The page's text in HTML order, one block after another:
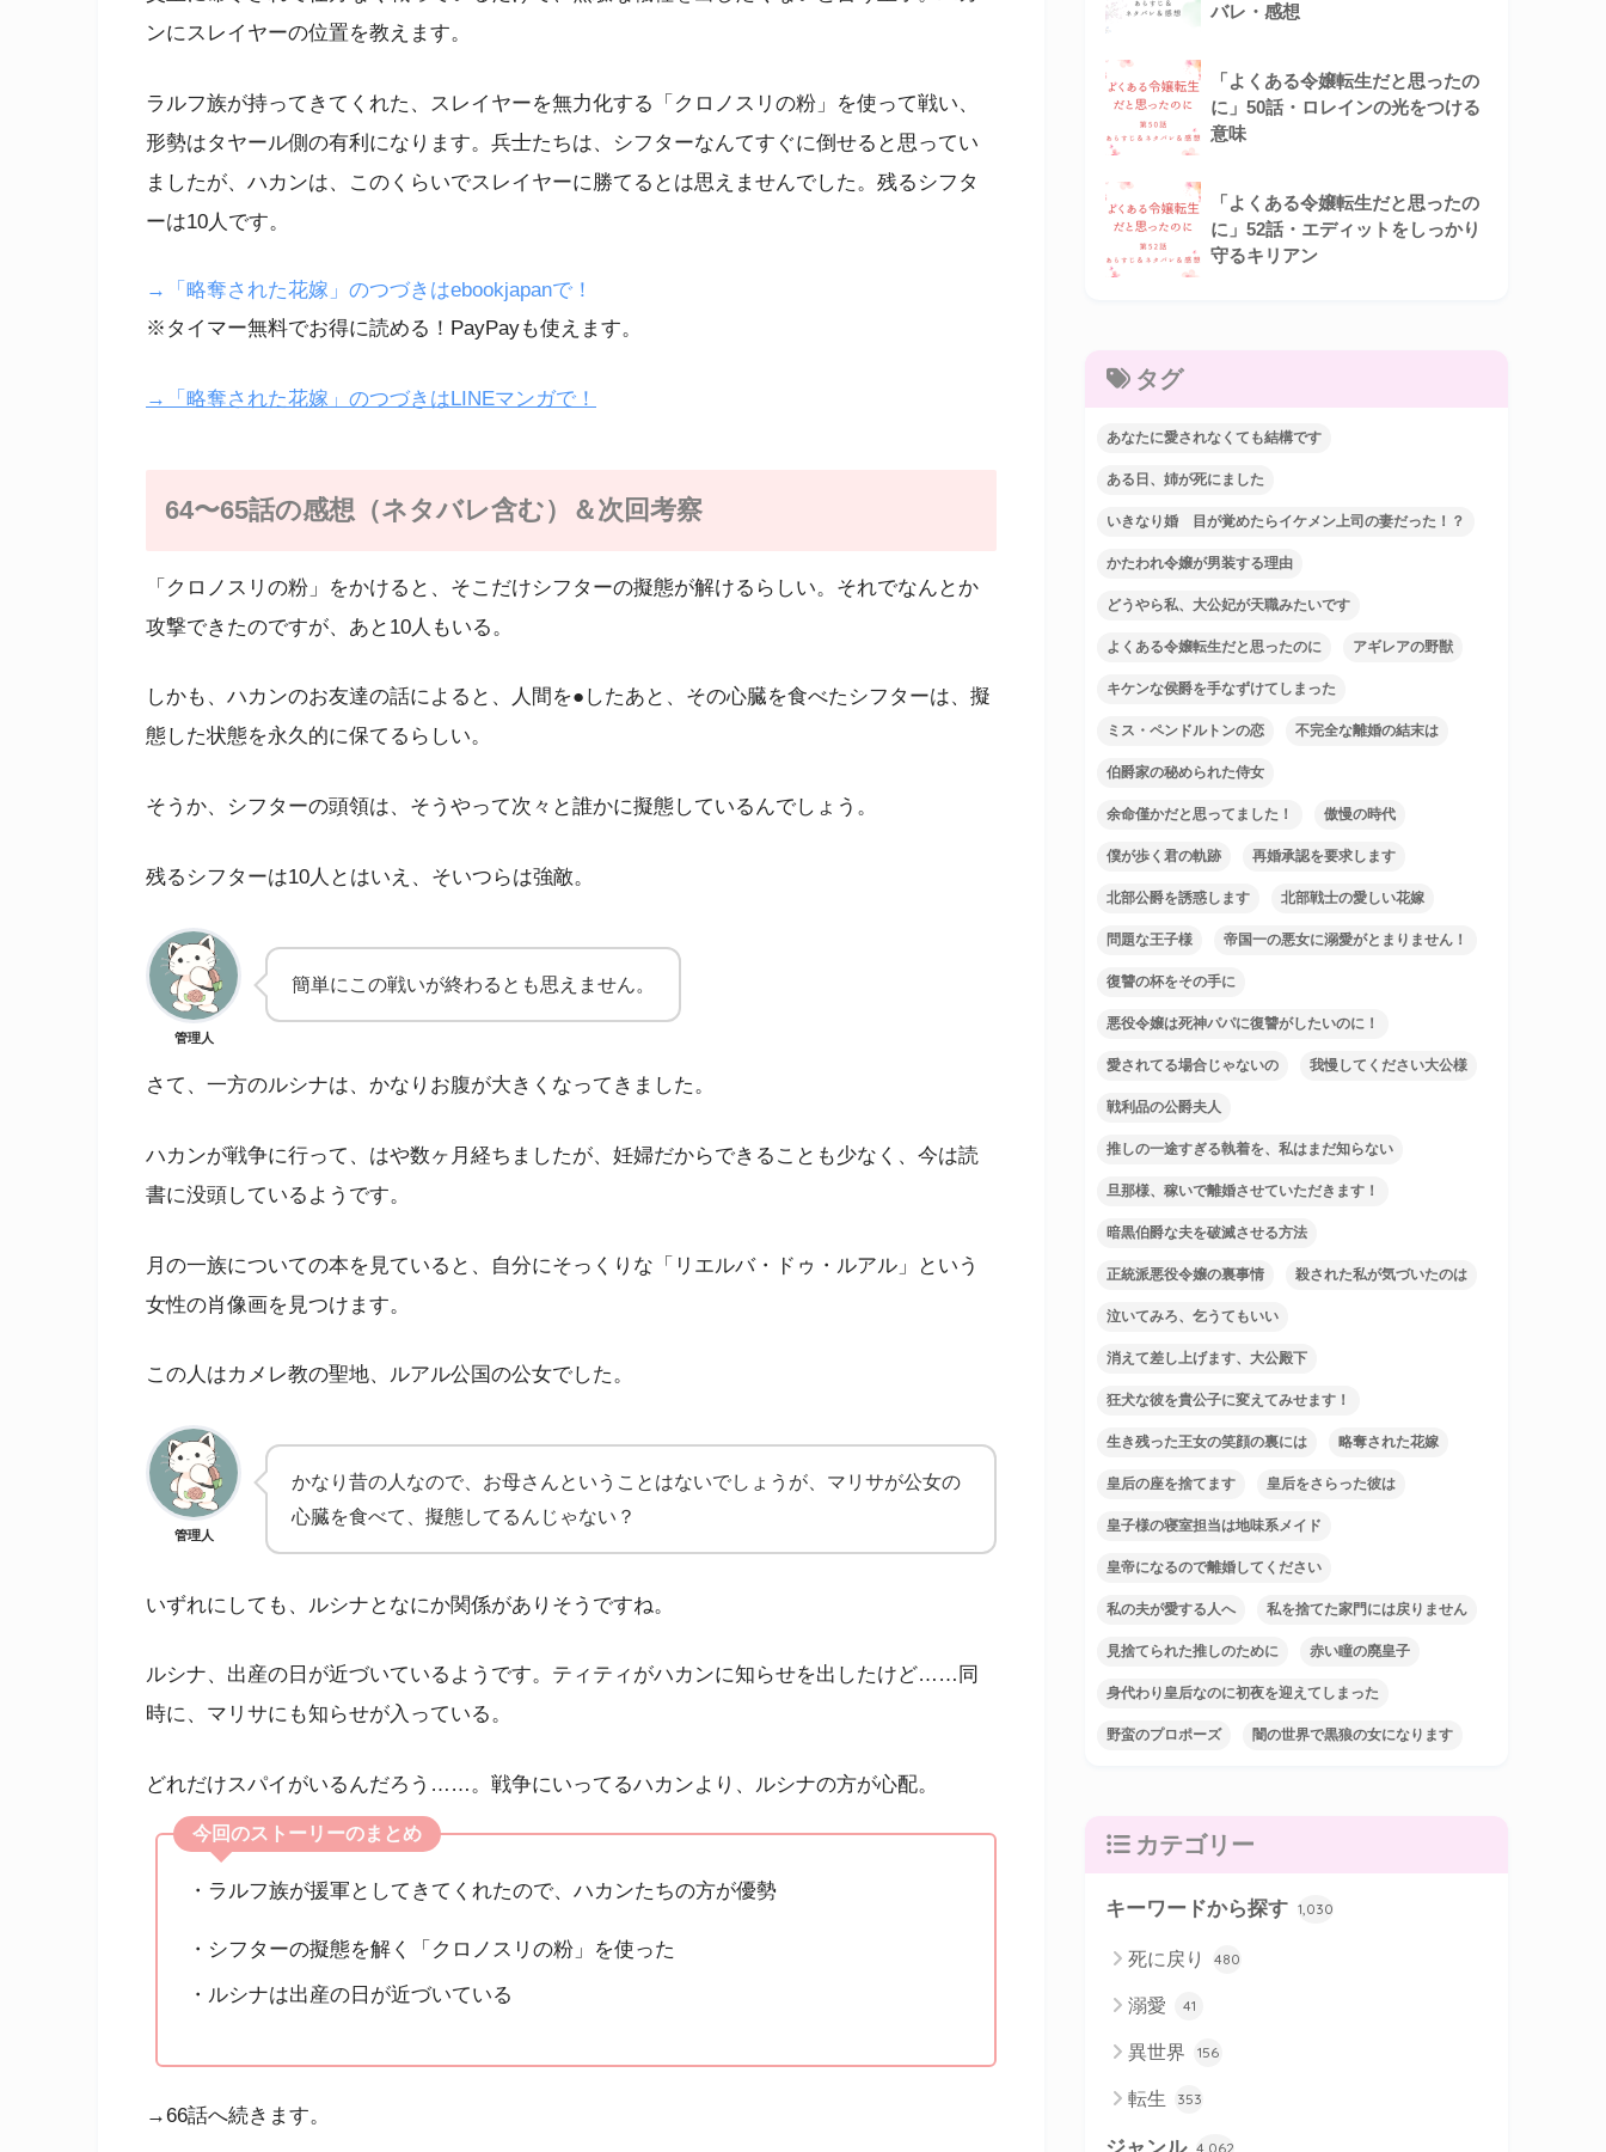
ンにスレイヤーの位置を教えます。
ラルフ族が持ってきてくれた、スレイヤーを無力化する「クロノスリの粉」を使って戦い、
形勢はタヤール側の有利になります。兵士たちは、シフターなんてすぐに倒せると思ってい
ましたが、ハカンは、このくらいでスレイヤーに勝てるとは思えませんでした。残るシフタ
ーは10人です。
→「略奪された花嫁」のつづきはebookjapanで！
※タイマー無料でお得に読める！PayPayも使えます。
→「略奪された花嫁」のつづきはLINEマンガで！
64〜65話の感想（ネタバレ含む）＆次回考察
「クロノスリの粉」をかけると、そこだけシフターの擬態が解けるらしい。それでなんとか
攻撃できたのですが、あと10人もいる。
しかも、ハカンのお友達の話によると、人間を●したあと、その心臓を食べたシフターは、擬
態した状態を永久的に保てるらしい。
そうか、シフターの頭領は、そうやって次々と誰かに擬態しているんでしょう。
残るシフターは10人とはいえ、そいつらは強敵。
管理人
簡単にこの戦いが終わるとも思えません。
さて、一方のルシナは、かなりお腹が大きくなってきました。
ハカンが戦争に行って、はや数ヶ月経ちましたが、妊婦だからできることも少なく、今は読
書に没頭しているようです。
月の一族についての本を見ていると、自分にそっくりな「リエルバ・ドゥ・ルアル」という
女性の肖像画を見つけます。
この人はカメレ教の聖地、ルアル公国の公女でした。
管理人
かなり昔の人なので、お母さんということはないでしょうが、マリサが公女の
心臓を食べて、擬態してるんじゃない？
いずれにしても、ルシナとなにか関係がありそうですね。
ルシナ、出産の日が近づいているようです。ティティがハカンに知らせを出したけど……同
時に、マリサにも知らせが入っている。
どれだけスパイがいるんだろう……。戦争にいってるハカンより、ルシナの方が心配。
今回のストーリーのまとめ
・ラルフ族が援軍としてきてくれたので、ハカンたちの方が優勢
・シフターの擬態を解く「クロノスリの粉」を使った
・ルシナは出産の日が近づいている
→66話へ続きます。
バレ・感想
「よくある令嬢転生だと思ったの
に」50話・ロレインの光をつける
意味
「よくある令嬢転生だと思ったの
に」52話・エディットをしっかり
守るキリアン
タグ
あなたに愛されなくても結構です
ある日、姉が死にました
いきなり婚 目が覚めたらイケメン上司の妻だった！？
かたわれ令嬢が男装する理由
どうやら私、大公妃が天職みたいです
よくある令嬢転生だと思ったのに アギレアの野獣
キケンな侯爵を手なずけてしまった
ミス・ペンドルトンの恋 不完全な離婚の結末は
伯爵家の秘められた侍女
余命僅かだと思ってました！ 傲慢の時代
僕が歩く君の軌跡 再婚承認を要求します
北部公爵を誘惑します 北部戦士の愛しい花嫁
問題な王子様 帝国一の悪女に溺愛がとまりません！
復讐の杯をその手に
悪役令嬢は死神パパに復讐がしたいのに！
愛されてる場合じゃないの 我慢してください大公様
戦利品の公爵夫人
推しの一途すぎる執着を、私はまだ知らない
旦那様、稼いで離婚させていただきます！
暗黒伯爵な夫を破滅させる方法
正統派悪役令嬢の裏事情 殺された私が気づいたのは
泣いてみろ、乞うてもいい
消えて差し上げます、大公殿下
狂犬な彼を貴公子に変えてみせます！
生き残った王女の笑顔の裏には 略奪された花嫁
皇后の座を捨てます 皇后をさらった彼は
皇子様の寝室担当は地味系メイド
皇帝になるので離婚してください
私の夫が愛する人へ 私を捨てた家門には戻りません
見捨てられた推しのために 赤い瞳の廃皇子
身代わり皇后なのに初夜を迎えてしまった
野蛮のプロポーズ 闇の世界で黒狼の女になります
カテゴリー
キーワードから探す 1,030
死に戻り 480
溺愛 41
異世界 156
転生 353
ジャンル 4,062